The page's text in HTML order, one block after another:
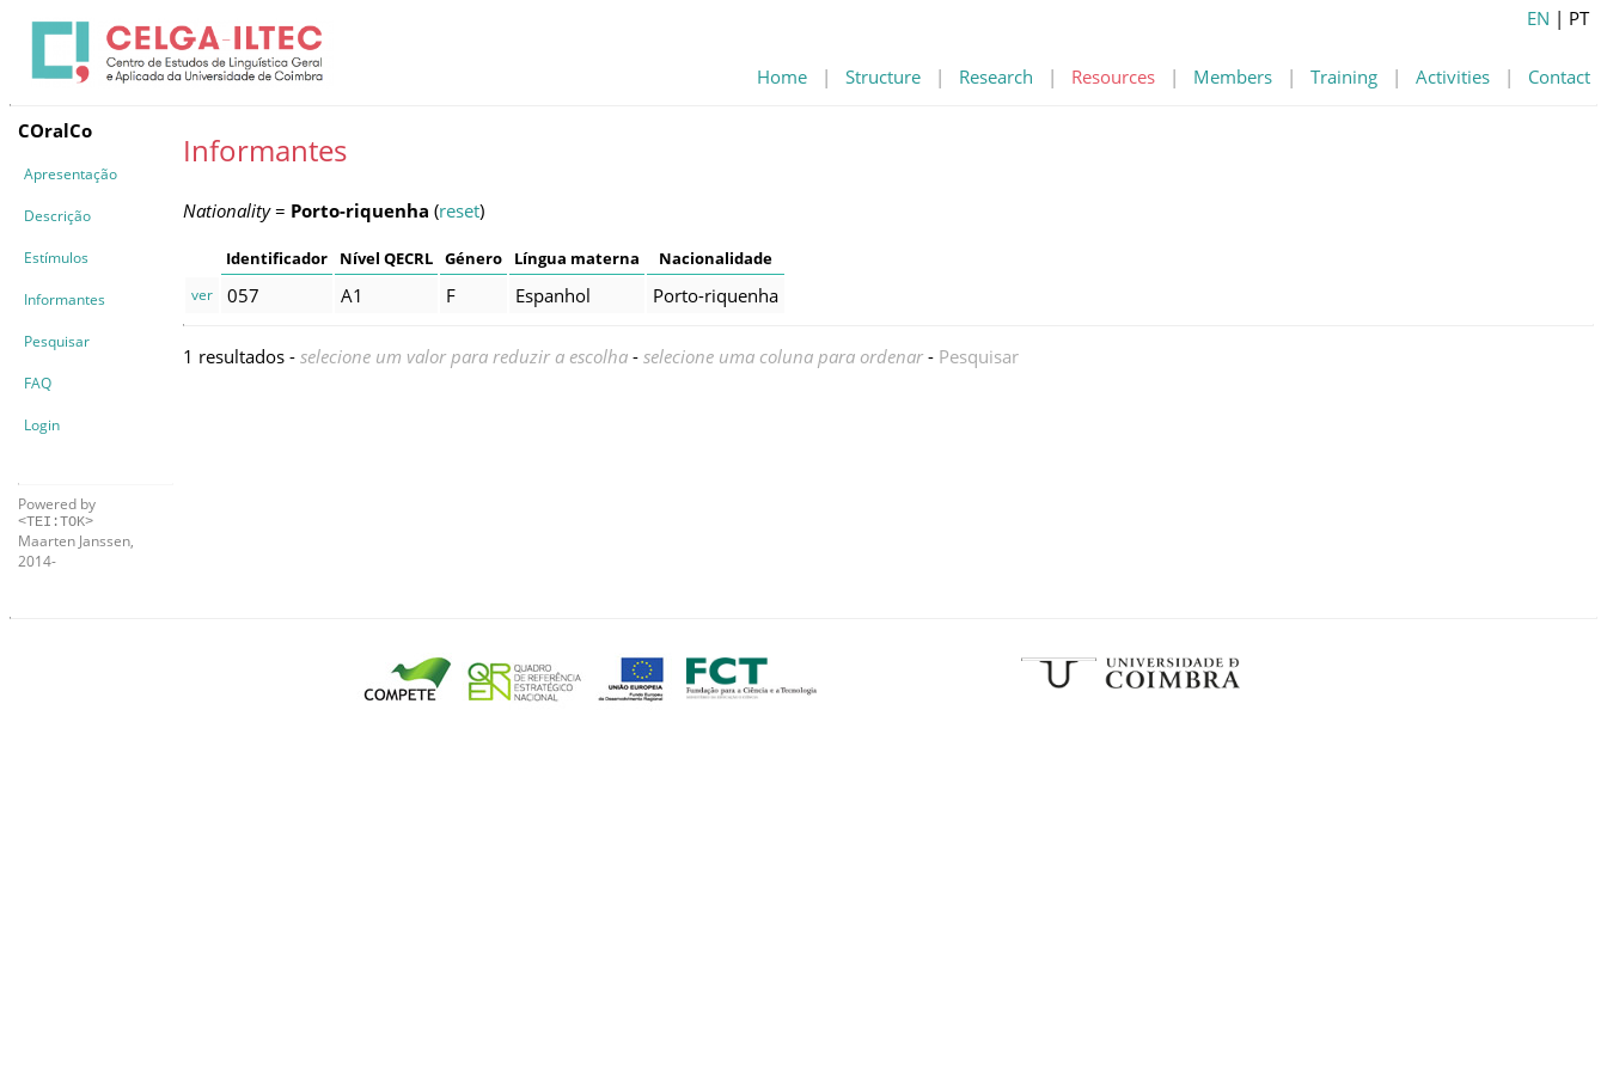
Home | Structure | Research | Resources | Members | Training | Activities | Contact
EN | PT
COralCo
Apresentação
Descrição
Estímulos
Informantes
Pesquisar
FAQ
Login
Powered by
<TEI:TOK>
Maarten Janssen,
2014-
Informantes
Nationality= Porto-riquenha (reset)
Identificador Nível QECRL Género Língua materna Nacionalidade
ver 057 A1 F Espanhol Porto-riquenha
1 resultados - selecione um valor para reduzir a escolha - selecione uma coluna para ordenar - Pesquisar